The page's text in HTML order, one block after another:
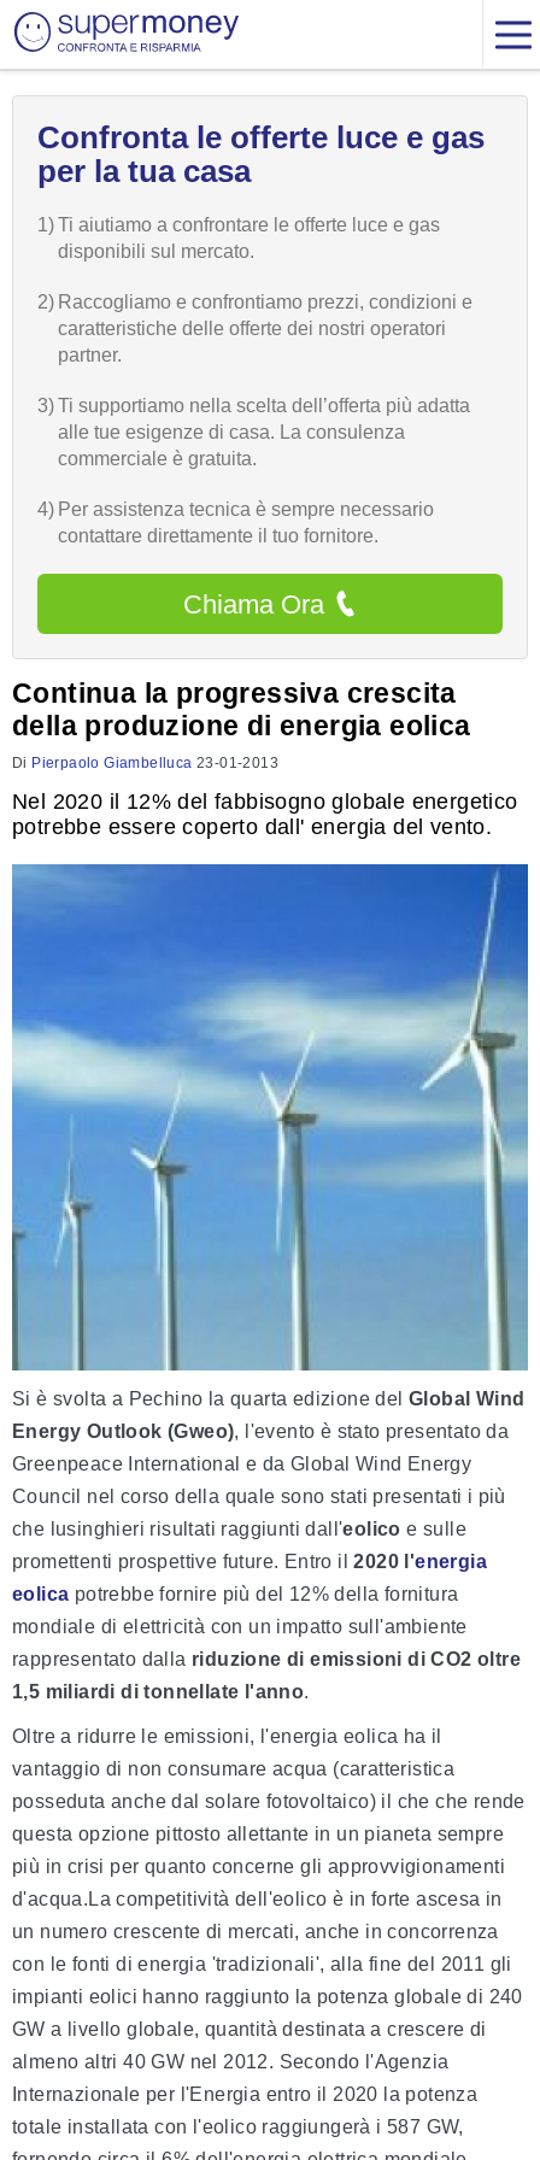
Confronta le offerte luce e gas
per la tua casa
1)Ti aiutiamo a confrontare le offerte luce e gas
disponibili sul mercato.
2) Raccogliamo e confrontiamo prezzi, condizioni e
caratteristiche delle offerte dei nostri operatori
partner.
3)Ti supportiamo nella scelta dell’offerta più adatta
alle tue esigenze di casa. La consulenza
commerciale è gratuita.
4) Per assistenza tecnica è sempre necessario
contattare direttamente il tuo fornitore.
Chiama Ora
Continua la progressiva crescita
della produzione di energia eolica
Di Pierpaolo Giambelluca 23-01-2013
Nel 2020 il 12% del fabbisogno globale energetico
potrebbe essere coperto dall' energia del vento.
Si è svolta a Pechino la quarta edizione del Global Wind
Energy Outlook (Gweo), l'evento è stato presentato da
Greenpeace International e da Global Wind Energy
Council nel corso della quale sono stati presentati i più
che lusinghieri risultati raggiunti dall'eolico e sulle
promettenti prospettive future. Entro il2020 l'energia
eolica potrebbe fornire più del 12% della fornitura
mondiale di elettricità con un impatto sull'ambiente
rappresentato dalla riduzione di emissioni di CO2 oltre
1,5 miliardi di tonnellate l'anno.
Oltre a ridurre le emissioni, l'energia eolica ha il
vantaggio di non consumare acqua (caratteristica
posseduta anche dal solare fotovoltaico) il che che rende
questa opzione pittosto allettante in un pianeta sempre
più in crisi per quanto concerne gli approvvigionamenti
d'acqua.La competitività dell'eolico è in forte ascesa in
un numero crescente di mercati, anche in concorrenza
con le fonti di energia 'tradizionali', alla fine del 2011 gli
impianti eolici hanno raggiunto la potenza globale di 240
GW a livello globale, quantità destinata a crescere di
almeno altri 40 GW nel 2012. Secondo l'Agenzia
Internazionale per l'Energia entro il 2020 la potenza
totale installata con l'eolico raggiungerà i 587 GW,